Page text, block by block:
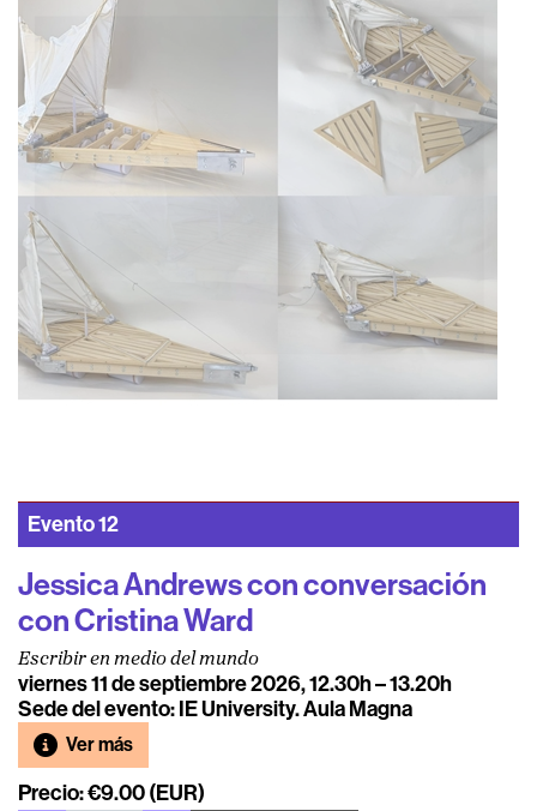
Evento12
Jessica Andrews con conversación
con Cristina Ward
Escribir en medio del mundo
viernes 11 de septiembre 2026, 12.30h – 13.20h
Sede del evento: IE University. Aula Magna
Ver más
Precio: €9.00 (EUR)